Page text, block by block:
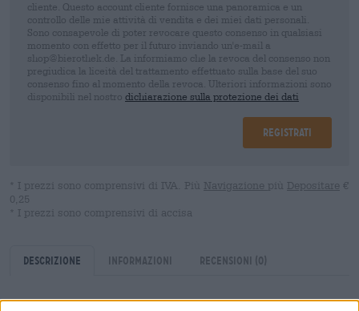
cliente. Questo account cliente fornisce una panoramica e un
controllo delle mie attività di vendita e dei miei dati personali.
Sono consapevole di poter revocare questo consenso in qualsiasi
momento con effetto per il futuro inviando un'e-mail a
shop@bierothek.de. La informiamo che la revoca del consenso non
pregiudica la liceità del trattamento effettuato sulla base del suo
consenso fino al momento della revoca. Ulteriori informazioni sono
disponibili nel nostro dichiarazione sulla protezione dei dati
Registrati
* I prezzi sono comprensivi di IVA. Più Navigazione più Depositare €
0,25
* I prezzi sono comprensivi di accisa
Descrizione Informazioni Recensioni (0)